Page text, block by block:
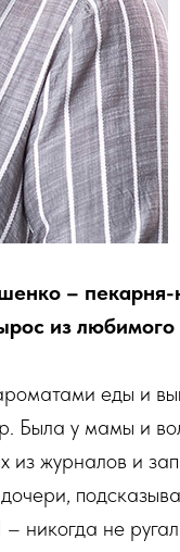
–
из
еды и
Была у мамы и
из журналов и
никогда не